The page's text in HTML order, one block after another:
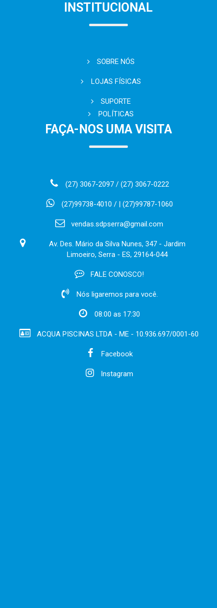
INSTITUCIONAL
SOBRE NÓS
LOJAS FÍSICAS
SUPORTE
POLÍTICAS
FAÇA-NOS UMA VISITA
(27) 3067-2097 / (27) 3067-0222
(27)99738-4010 / | (27)99787-1060
vendas.sdpserra@gmail.com
Av. Des. Mário da Silva Nunes, 347 - Jardim
Limoeiro, Serra - ES, 29164-044
FALE CONOSCO!
Nós ligaremos para você.
08:00 as 17:30
ACQUA PISCINAS LTDA - ME - 10.936.697/0001-60
Facebook
Instagram